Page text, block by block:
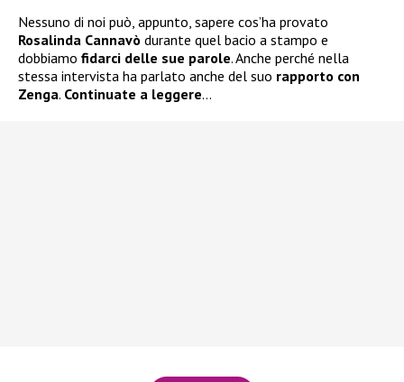
Nessuno di noi può, appunto, sapere cos’ha provato
Rosalinda Cannavò durante quel bacio a stampo e
dobbiamo fidarci delle sue parole. Anche perché nella
stessa intervista ha parlato anche del suo rapporto con
Zenga. Continuate a leggere…